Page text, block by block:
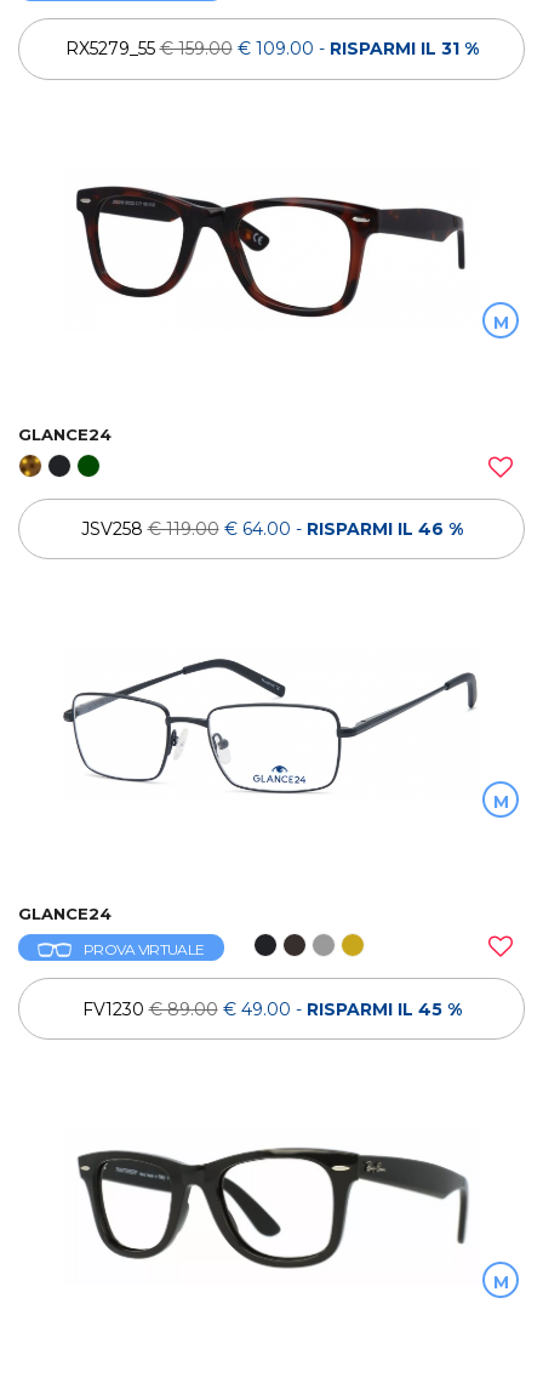
RX5279_55€ 159.00 € 109.00 - RISPARMI IL 31 %
M
GLANCE24
JSV258€ 119.00 € 64.00 - RISPARMI IL 46 %
M
GLANCE24
PROVA VIRTUALE
FV1230€ 89.00 € 49.00 - RISPARMI IL 45 %
M